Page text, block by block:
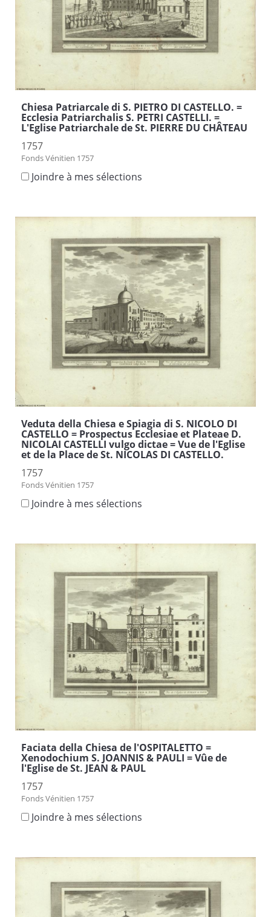
Chiesa Patriarcale di S. PIETRO DI CASTELLO. =
Ecclesia Patriarchalis S. PETRI CASTELLI. =
L'Eglise Patriarchale de St. PIERRE DU CHÂTEAU
1757
Fonds Vénitien 1757
Joindre à mes sélections
Veduta della Chiesa e Spiagia di S. NICOLO DI
CASTELLO = Prospectus Ecclesiae et Plateae D.
NICOLAI CASTELLI vulgo dictae = Vue de l'Eglise
et de la Place de St. NICOLAS DI CASTELLO.
1757
Fonds Vénitien 1757
Joindre à mes sélections
Faciata della Chiesa de l'OSPITALETTO =
Xenodochium S. JOANNIS & PAULI = Vûe de
l'Eglise de St. JEAN & PAUL
1757
Fonds Vénitien 1757
Joindre à mes sélections